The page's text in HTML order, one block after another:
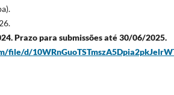
Prazo para submissões até 30/06/2025.
file/d/